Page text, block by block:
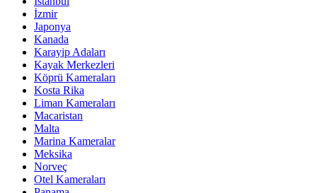
İzmir
Japonya
Kanada
Karayip Adaları
Kayak Merkezleri
Köprü Kameraları
Kosta Rika
Liman Kameraları
Macaristan
Malta
Marina Kameralar
Meksika
Norveç
Otel Kameraları